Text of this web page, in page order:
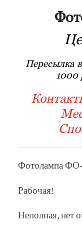
Пересылка
1000
Фотолампа
Рабочая!
Неполная, нет